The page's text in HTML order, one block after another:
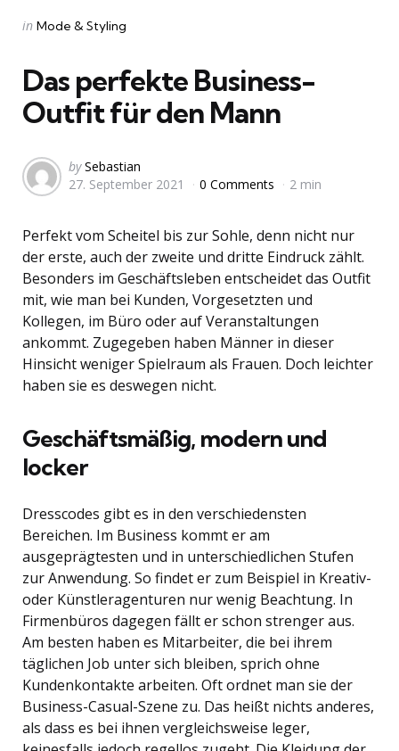
Categories
Posted
in Mode & Styling
Das perfekte Business-
Outfit für den Mann
Posted
by
by Sebastian
27. September 2021
0 Comments 2 min
Perfekt vom Scheitel bis zur Sohle, denn nicht nur
der erste, auch der zweite und dritte Eindruck zählt.
Besonders im Geschäftsleben entscheidet das Outfit
mit, wie man bei Kunden, Vorgesetzten und
Kollegen, im Büro oder auf Veranstaltungen
ankommt. Zugegeben haben Männer in dieser
Hinsicht weniger Spielraum als Frauen. Doch leichter
haben sie es deswegen nicht.
Geschäftsmäßig, modern und
locker
Dresscodes gibt es in den verschiedensten
Bereichen. Im Business kommt er am
ausgeprägtesten und in unterschiedlichen Stufen
zur Anwendung. So findet er zum Beispiel in Kreativ-
oder Künstleragenturen nur wenig Beachtung. In
Firmenbüros dagegen fällt er schon strenger aus.
Am besten haben es Mitarbeiter, die bei ihrem
täglichen Job unter sich bleiben, sprich ohne
Kundenkontakte arbeiten. Oft ordnet man sie der
Business-Casual-Szene zu. Das heißt nichts anderes,
als dass es bei ihnen vergleichsweise leger,